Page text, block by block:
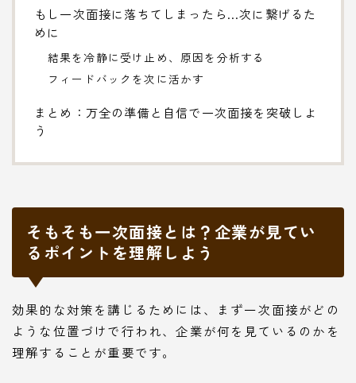
もし一次面接に落ちてしまったら…次に繋げるた
めに
結果を冷静に受け止め、原因を分析する
フィードバックを次に活かす
まとめ：万全の準備と自信で一次面接を突破しよ
う
そもそも一次面接とは？企業が見てい
るポイントを理解しよう
効果的な対策を講じるためには、まず一次面接がどの
ような位置づけで行われ、企業が何を見ているのかを
理解することが重要です。